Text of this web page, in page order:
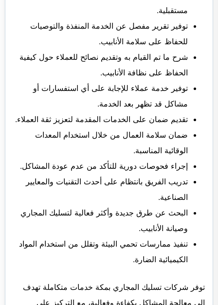
مستقبلية.
توفير تقرير مفصل عن الخدمة المنفذة والتوصيات
للحفاظ على سلامة الأنابيب.
شرح ما تم القيام به وتقديم نصائح للعملاء حول كيفية
الحفاظ على نظافة الأنابيب.
توفير خدمة عملاء للإجابة على أي استفسارات أو
مشاكل قد تظهر بعد الخدمة.
تقديم ضمان على الخدمات المقدمة لتعزيز ثقة العملاء.
ضمان سلامة العمال من خلال استخدام المعدات
الوقائية المناسبة.
إجراء فحوصات دورية للتأكد من عدم عودة المشاكل.
تدريب الفريق بانتظام على أحدث التقنيات والمعايير
الصناعية.
البحث عن طرق جديدة وأكثر فعالية لتسليك المجاري
وصيانة الأنابيب.
تنفيذ ممارسات تحمي البيئة وتقلل من استخدام المواد
الكيميائية الضارة.
توفر شركات تسليك المجاري بمكة خدمات متكاملة تهدف
إلى معالجة المشاكل بكفاءة وفعالية، مع التركيز على